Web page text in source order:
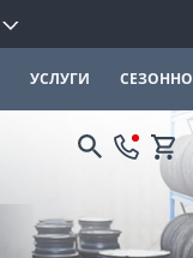
УСЛУГИ